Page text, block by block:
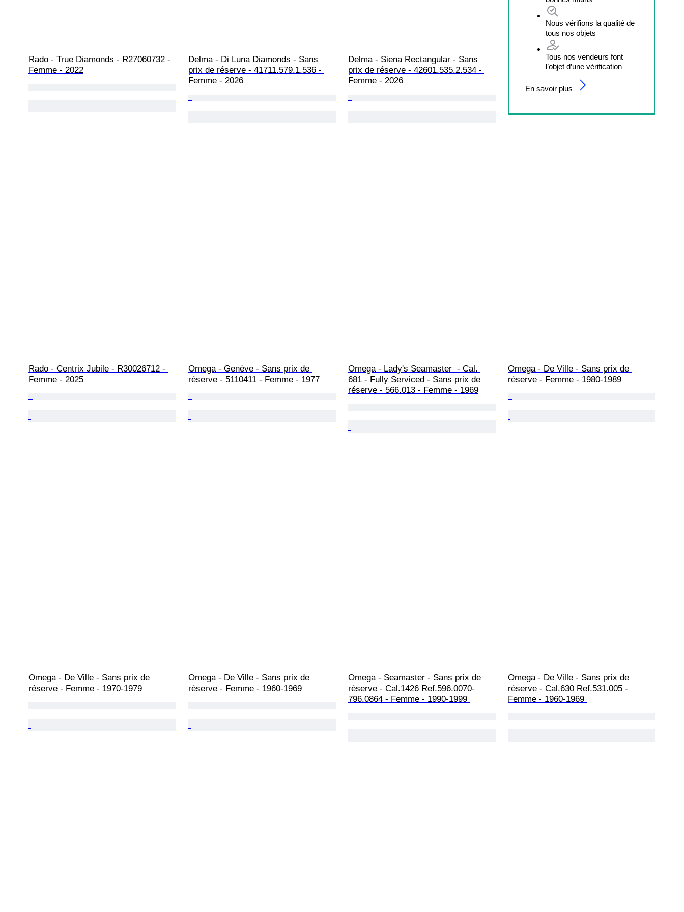
Nous vérifions la qualité de
tous nos objets
Tous nos vendeurs font
l’objet d’une vérification
En savoir plus
Rado - True Diamonds - R27060732 -
Femme - 2022
Delma - Di Luna Diamonds - Sans
prix de réserve - 41711.579.1.536 -
Femme - 2026
Delma - Siena Rectangular - Sans
prix de réserve - 42601.535.2.534 -
Femme - 2026
Rado - Centrix Jubile - R30026712 -
Femme - 2025
Omega - Genève - Sans prix de
réserve - 5110411 - Femme - 1977
Omega - Lady's Seamaster  - Cal.
681 - Fully Serviced - Sans prix de
réserve - 566.013 - Femme - 1969
Omega - De Ville - Sans prix de
réserve - Femme - 1980-1989
Omega - De Ville - Sans prix de
réserve - Femme - 1970-1979
Omega - De Ville - Sans prix de
réserve - Femme - 1960-1969
Omega - Seamaster - Sans prix de
réserve - Cal.1426 Ref.596.0070-
796.0864 - Femme - 1990-1999
Omega - De Ville - Sans prix de
réserve - Cal.630 Ref.531.005 -
Femme - 1960-1969